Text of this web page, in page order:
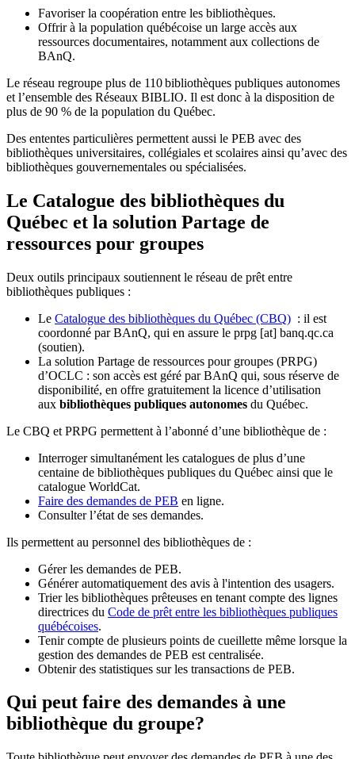
Favoriser la coopération entre les bibliothèques.
Offrir à la population québécoise un large accès aux
ressources documentaires, notamment aux collections de
BAnQ.
Le réseau regroupe plus de 110bibliothèques publiques autonomes
et l’ensemble des Réseaux BIBLIO. Il est donc à la disposition de
plus de 90 % de la population du Québec.
Des ententes particulières permettent aussi le PEB avec des
bibliothèques universitaires, collégiales et scolaires ainsi qu’avec des
bibliothèques gouvernementales ou spécialisées.
Le Catalogue des bibliothèques du
Québec et la solution Partage de
ressources pour groupes
Deux outils principaux soutiennent le réseau de prêt entre
bibliothèques publiques :
Le Catalogue des bibliothèques du Québec (CBQ) : il est
coordonné par BAnQ, qui en assure le prpg [at] banq.qc.ca
(soutien).
La solution Partage de ressources pour groupes (PRPG)
d’OCLC : son accès est géré par BAnQ qui, sous réserve de
disponibilité, en offre gratuitement la licence d’utilisation
aux bibliothèques publiques autonomes du Québec.
Le CBQ et PRPG permettent à l’abonné d’une bibliothèque de :
Interroger simultanément les catalogues de plus d’une
centaine de bibliothèques publiques du Québec ainsi que le
catalogue WorldCat.
Faire des demandes de PEB en ligne.
Consulter l’état de ses demandes.
Ils permettent au personnel des bibliothèques de :
Gérer les demandes de PEB.
Générer automatiquement des avis à l'intention des usagers.
Trier les bibliothèques prêteuses en tenant compte des lignes
directrices du Code de prêt entre les bibliothèques publiques
québécoises.
Tenir compte de plusieurs points de cueillette même lorsque la
gestion des demandes de PEB est centralisée.
Obtenir des statistiques sur les transactions de PEB.
Qui peut faire des demandes à une
bibliothèque du groupe?